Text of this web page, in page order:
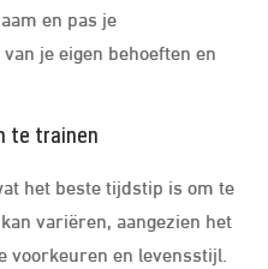
en pas je
je eigen behoeften en
te trainen
het beste tijdstip is om te
variëren, aangezien het
voorkeuren en levensstijl.